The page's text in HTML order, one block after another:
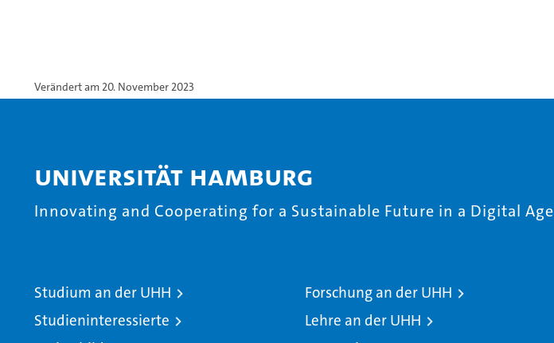
Verändert am 20. November 2023
Universität Hamburg
Innovating and Cooperating for a Sustainable Future in a Digital Age
Studium an der UHH
Studieninteressierte
Forschung an der UHH
Lehre an der UHH